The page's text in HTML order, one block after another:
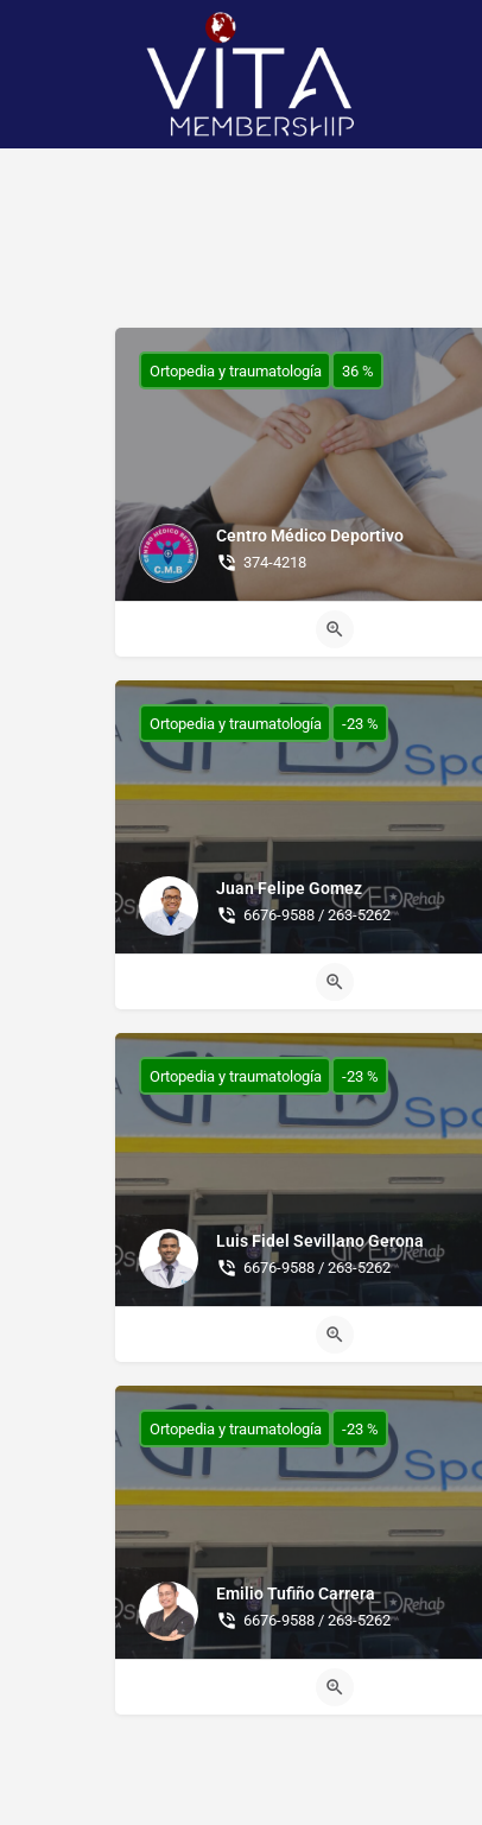
Centro Médico Deportivo
374-4218
Ortopedia y traumatología 36 %
Juan Felipe Gomez
6676-9588 / 263-5262
Ortopedia y traumatología -23 %
Luis Fidel Sevillano Gerona
6676-9588 / 263-5262
Ortopedia y traumatología -23 %
Emilio Tufiño Carrera
6676-9588 / 263-5262
Ortopedia y traumatología -23 %